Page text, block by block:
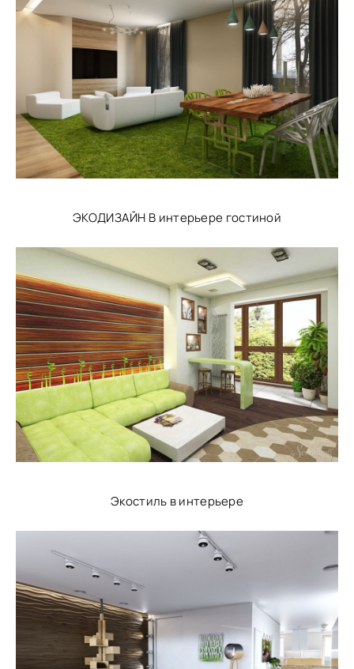
ЭКОДИЗАЙН В интерьере гостиной
Экостиль в интерьере